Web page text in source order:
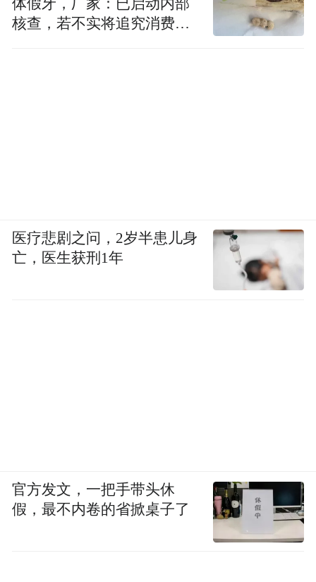
体假牙，厂家：已启动内部
核查，若不实将追究消费者
医疗悲剧之问，2岁半患儿身
亡，医生获刑1年
官方发文，一把手带头休
假，最不内卷的省掀桌子了